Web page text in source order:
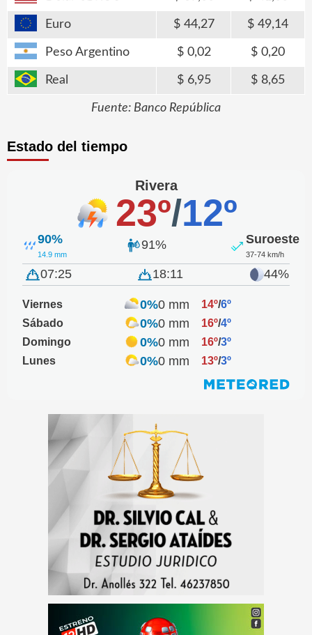
Euro 44,27 49,14
Peso Argentino 0,02 0,20
Real 6,95 8,65
Fuente: Banco República
Estado del tiempo
Rivera
23º/12º
90%
14.9 mm
91% Suroeste
37-74 km/h
07:25 18:11 44%
Viernes 0%0 mm 14º/6º
Sábado
0%0 mm 16º/4º
Domingo
0%0 mm 16º/3º
Lunes
0%0 mm 13º/3º